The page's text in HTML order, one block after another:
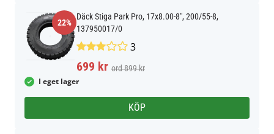
22%
Däck Stiga Park Pro, 17x8.00-8", 200/55-8,
137950017/0
3
699 kr ord 899 kr
I eget lager
KÖP